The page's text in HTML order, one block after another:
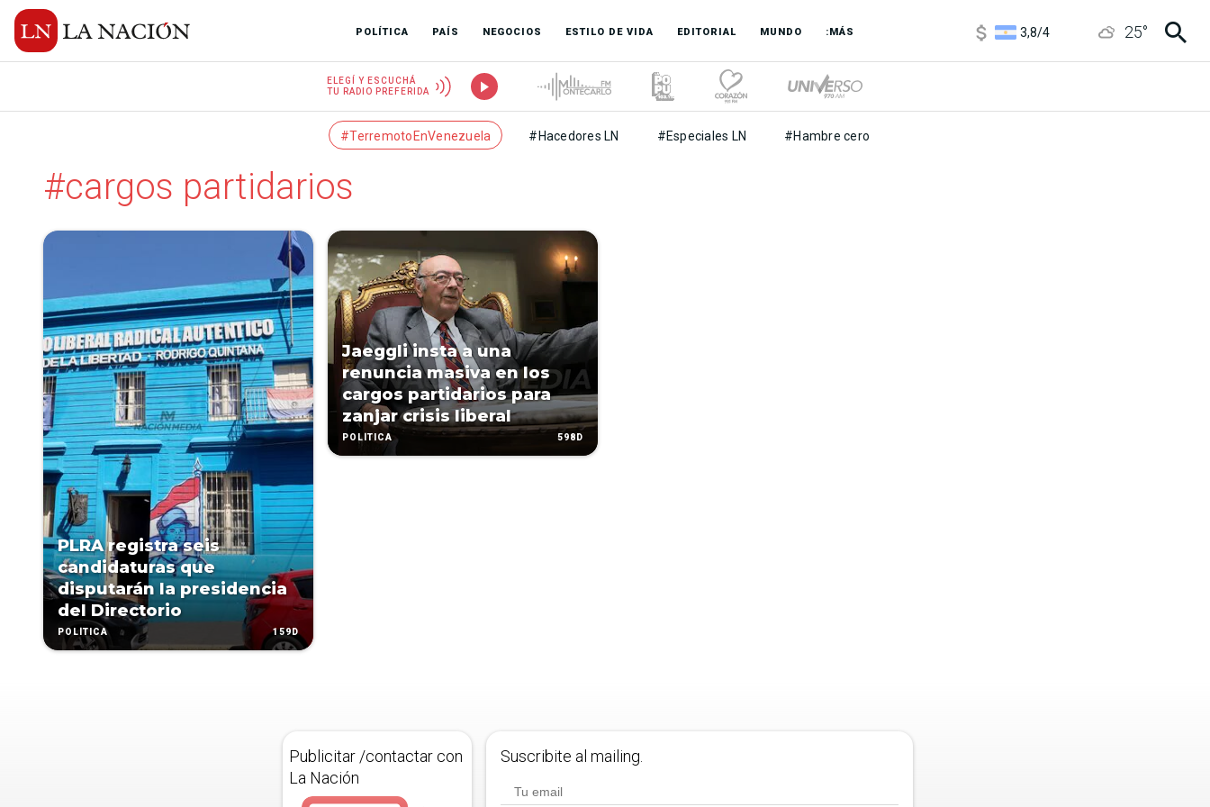
POLÍTICA PAÍS NEGOCIOS ESTILO DE VIDA EDITORIAL MUNDO :MÁS
3,8/4
25°
ELEGÍ Y ESCUCHÁ
TU RADIO PREFERIDA
#TerremotoEnVenezuela #Hacedores LN #Especiales LN #Hambre cero
#cargos partidarios
PLRA registra seis
candidaturas que
disputarán la presidencia
del Directorio
POLÍTICA 159D
Jaeggli insta a una
renuncia masiva en los
cargos partidarios para
zanjar crisis liberal
POLÍTICA 598D
Publicitar /contactar con
La Nación
Suscribite al mailing.